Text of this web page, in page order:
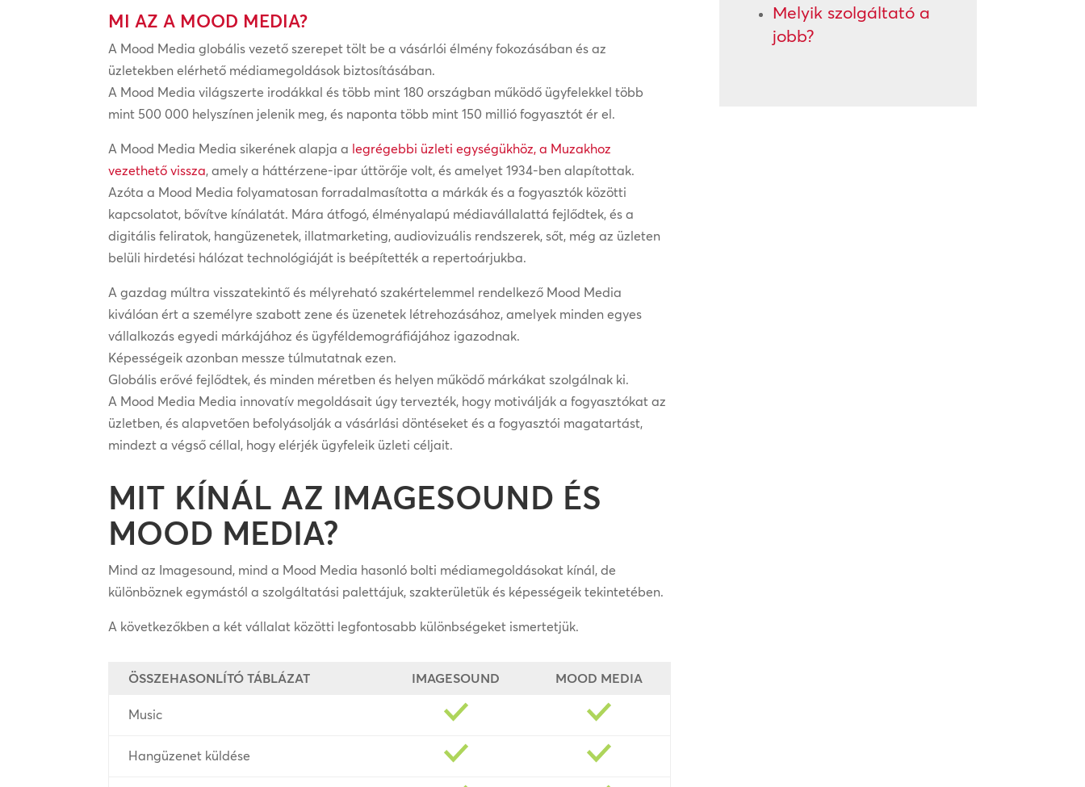
MI AZ A MOOD MEDIA?
A Mood Media globális vezető szerepet tölt be a vásárlói élmény fokozásában és az
üzletekben elérhető médiamegoldások biztosításában.
A Mood Media világszerte irodákkal és több mint 180 országban működő ügyfelekkel több
mint 500 000 helyszínen jelenik meg, és naponta több mint 150 millió fogyasztót ér el.
A Mood Media Media sikerének alapja a legrégebbi üzleti egységükhöz, a Muzakhoz
vezethető vissza, amely a háttérzene-ipar úttörője volt, és amelyet 1934-ben alapítottak.
Azóta a Mood Media folyamatosan forradalmasította a márkák és a fogyasztók közötti
kapcsolatot, bővítve kínálatát. Mára átfogó, élményalapú médiavállalattá fejlődtek, és a
digitális feliratok, hangüzenetek, illatmarketing, audiovizuális rendszerek, sőt, még az üzleten
belüli hirdetési hálózat technológiáját is beépítették a repertoárjukba.
A gazdag múltra visszatekintő és mélyreható szakértelemmel rendelkező Mood Media
kiválóan ért a személyre szabott zene és üzenetek létrehozásához, amelyek minden egyes
vállalkozás egyedi márkájához és ügyféldemográfiájához igazodnak.
Képességeik azonban messze túlmutatnak ezen.
Globális erővé fejlődtek, és minden méretben és helyen működő márkákat szolgálnak ki.
A Mood Media Media innovatív megoldásait úgy tervezték, hogy motiválják a fogyasztókat az
üzletben, és alapvetően befolyásolják a vásárlási döntéseket és a fogyasztói magatartást,
mindezt a végső céllal, hogy elérjék ügyfeleik üzleti céljait.
MIT KÍNÁL AZ IMAGESOUND ÉS
MOOD MEDIA?
Mind az Imagesound, mind a Mood Media hasonló bolti médiamegoldásokat kínál, de
különböznek egymástól a szolgáltatási palettájuk, szakterületük és képességeik tekintetében.
A következőkben a két vállalat közötti legfontosabb különbségeket ismertetjük.
ÖSSZEHASONLÍTÓ TÁBLÁZAT IMAGESOUND MOOD MEDIA
Music
Hangüzenet küldése
Melyik szolgáltató a
jobb?